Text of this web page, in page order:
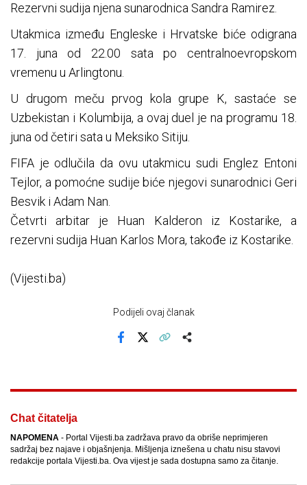
Rezervni sudija njena sunarodnica Sandra Ramirez.
Utakmica između Engleske i Hrvatske biće odigrana
17. juna od 22.00 sata po centralnoevropskom
vremenu u Arlingtonu.
U drugom meču prvog kola grupe K, sastaće se
Uzbekistan i Kolumbija, a ovaj duel je na programu 18.
juna od četiri sata u Meksiko Sitiju.
FIFA je odlučila da ovu utakmicu sudi Englez Entoni
Tejlor, a pomoćne sudije biće njegovi sunarodnici Geri
Besvik i Adam Nan.
Četvrti arbitar je Huan Kalderon iz Kostarike, a
rezervni sudija Huan Karlos Mora, takođe iz Kostarike.
(Vijesti.ba)
Podijeli ovaj članak
Chat čitatelja
NAPOMENA - Portal Vijesti.ba zadržava pravo da obriše neprimjeren
sadržaj bez najave i objašnjenja. Mišljenja iznešena u chatu nisu stavovi
redakcije portala Vijesti.ba. Ova vijest je sada dostupna samo za čitanje.